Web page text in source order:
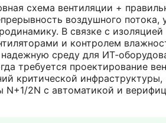
схема вентиляции +
воздушного потока,
В связке с
и контролем
среду для
требуется проектирование
критической
N+1/2N с автоматикой и